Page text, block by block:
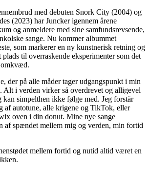
med debuten Snork City (2004) og
(2023) har Juncker igennem årene
og anmeldere med sine samfundsrevsende,
sange. Nu kommer albummet
som markerer en ny kunstnerisk retning og
til overraskende eksperimenter som det
der på alle måder tager udgangspunkt i min
Alt i verden virker så overdrevet og alligevel
kan simpelthen ikke følge med. Jeg forstår
af autotune, alle krigene og TikTok, eller
oven i din donut. Mine nye sange
af spændet mellem mig og verden, min fortid
mellem fortid og nutid altid været en